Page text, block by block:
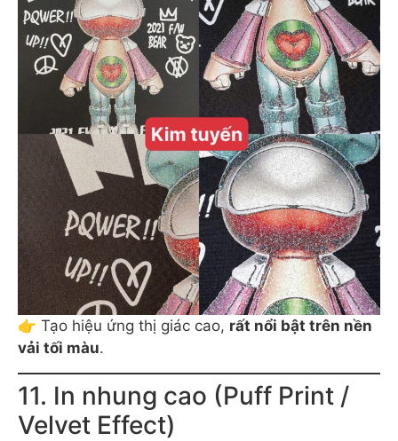
👉 Tạo hiệu ứng thị giác cao, rất nổi bật trên nền
vải tối màu.
11. In nhung cao (Puff Print /
Velvet Effect)